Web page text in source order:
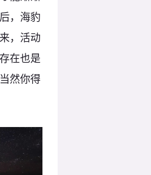
，海豹
，活动
在也是
然你得